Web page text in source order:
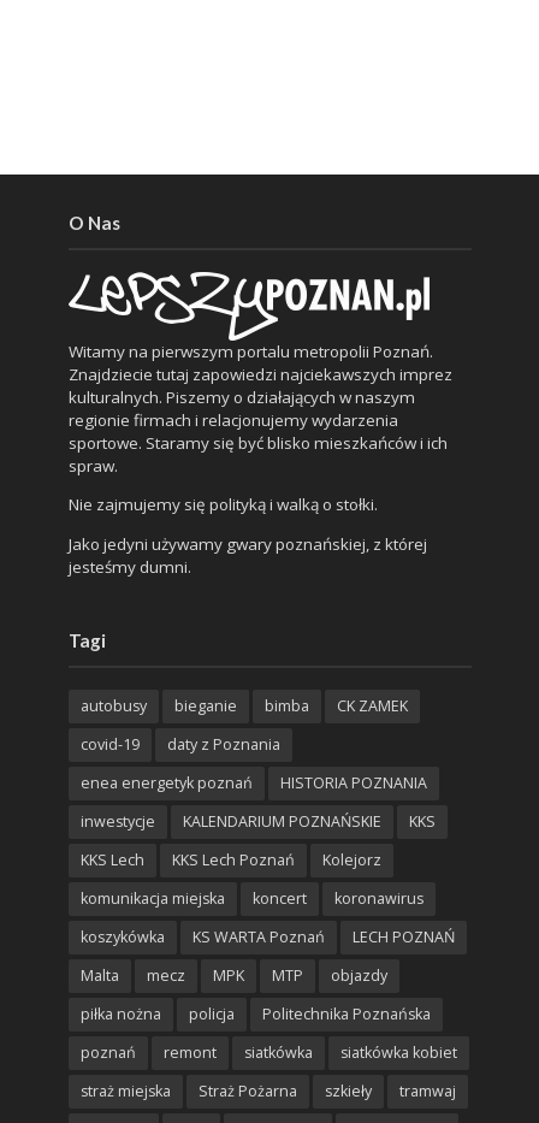
O Nas
Witamy na pierwszym portalu metropolii Poznań.
Znajdziecie tutaj zapowiedzi najciekawszych imprez
kulturalnych. Piszemy o działających w naszym
regionie firmach i relacjonujemy wydarzenia
sportowe. Staramy się być blisko mieszkańców i ich
spraw.
Nie zajmujemy się polityką i walką o stołki.
Jako jedyni używamy gwary poznańskiej, z której
jesteśmy dumni.
Tagi
autobusy bieganie bimba
CK ZAMEK
covid-19
daty z Poznania
enea energetyk poznań
HISTORIA POZNANIA
inwestycje
KALENDARIUM POZNAŃSKIE
KKS
KKS Lech
KKS Lech Poznań
Kolejorz
komunikacja miejska
koncert
koronawirus
koszykówka
KS WARTA Poznań
LECH POZNAŃ
Malta
mecz MPK MTP
objazdy
piłka nożna
policja
Politechnika Poznańska
poznań
remont siatkówka
siatkówka kobiet
straż miejska
Straż Pożarna szkieły
tramwaj